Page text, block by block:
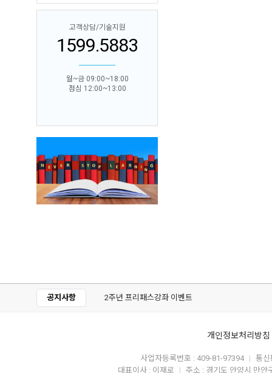
고객상담/기술지원
1599.5883
월~금 09:00~18:00
점심 12:00~13:00
공지사항 성폭력예방교육강사 수강하세요
개인정보처리방침
사업자등록번호 : 409-81-97394 | 통
대표이사 : 이재로 | 주소 : 경기도 안양시 만